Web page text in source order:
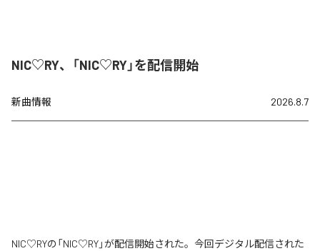
NIC♡RY、「NIC♡RY」を配信開始
新曲情報 2026.8.7
NIC♡RYの「NIC♡RY」が配信開始された。今回デジタル配信された